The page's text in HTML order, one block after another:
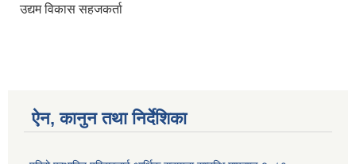
उद्यम विकास सहजकर्ता
ऐन, कानुन तथा निर्देशिका